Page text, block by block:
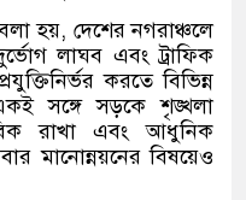
হয়, দেশের নগরাঞ্চলে
লাঘব এবং ট্রাফিক
করতে বিভিন্ন
সঙ্গে সড়কে শৃঙ্খলা
রাখা এবং আধুনিক
মানোন্নয়নের বিষয়েও